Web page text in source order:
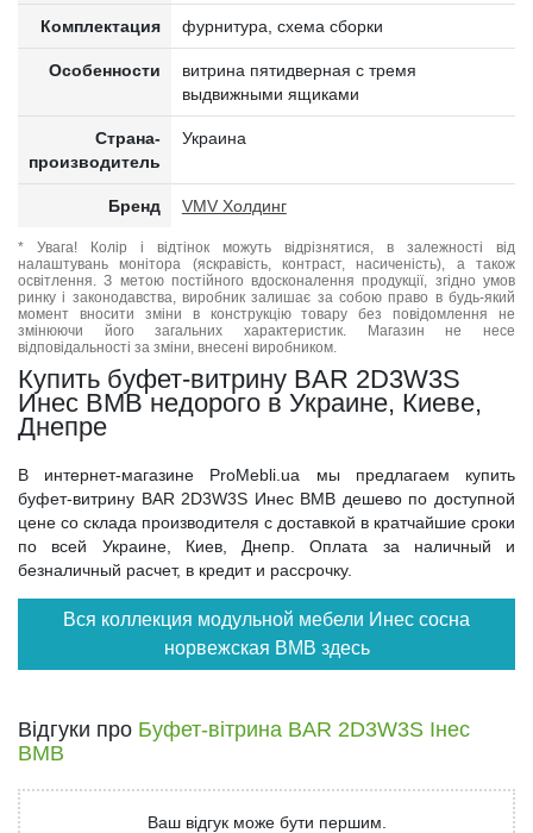
Комплектация фурнитура, схема сборки
Особенности
витрина пятидверная с тремя
выдвижными ящиками
Страна-
производитель
Украина
Бренд VMV Холдинг
* Увага! Колір і відтінок можуть відрізнятися, в залежності від
налаштувань монітора (яскравість, контраст, насиченість), а також
освітлення. З метою постійного вдосконалення продукції, згідно умов
ринку і законодавства, виробник залишає за собою право в будь-який
момент вносити зміни в конструкцію товару без повідомлення не
змінюючи його загальних характеристик. Магазин не несе
відповідальності за зміни, внесені виробником.
Купить буфет-витрину BAR 2D3W3S
Инес ВМВ недорого в Украине, Киеве,
Днепре
В интернет-магазине ProMebli.ua мы предлагаем купить
буфет-витрину BAR 2D3W3S Инес ВМВ дешево по доступной
цене со склада производителя с доставкой в кратчайшие сроки
по всей Украине, Киев, Днепр. Оплата за наличный и
безналичный расчет, в кредит и рассрочку.
Вся коллекция модульной мебели Инес сосна
норвежская ВМВ здесь
Відгуки про Буфет-вітрина BAR 2D3W3S Інес
ВМВ
Ваш відгук може бути першим.